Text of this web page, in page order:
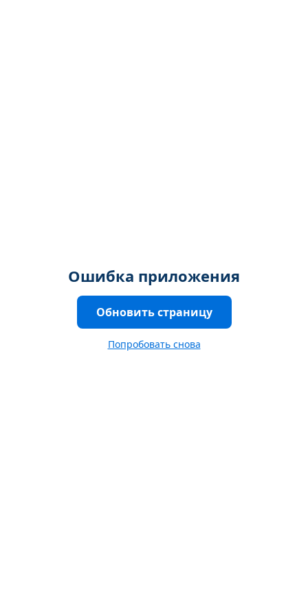
Ошибка приложения
Обновить страницу
Попробовать снова